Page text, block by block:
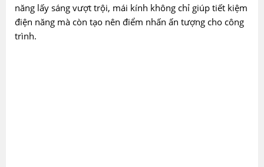
năng lấy sáng vượt trội, mái kính không chỉ giúp tiết kiệm
điện năng mà còn tạo nên điểm nhấn ấn tượng cho công
trình.